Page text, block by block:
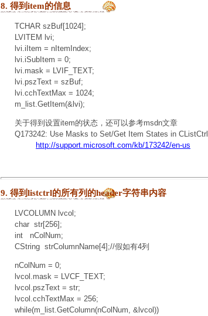
8. 得到item的信息
TCHAR szBuf[1024];
LVITEM lvi;
lvi.iItem = nItemIndex;
lvi.iSubItem = 0;
lvi.mask = LVIF_TEXT;
lvi.pszText = szBuf;
lvi.cchTextMax = 1024;
m_list.GetItem(&lvi);
关于得到设置item的状态，还可以参考msdn文章
Q173242: Use Masks to Set/Get Item States in CListCtrl
http://support.microsoft.com/kb/173242/en-us
9. 得到listctrl的所有列的header字符串内容
LVCOLUMN lvcol;
char str[256];
int nColNum;
CString strColumnName[4];//假如有4列
nColNum = 0;
lvcol.mask = LVCF_TEXT;
lvcol.pszText = str;
lvcol.cchTextMax = 256;
while(m_list.GetColumn(nColNum, &lvcol))